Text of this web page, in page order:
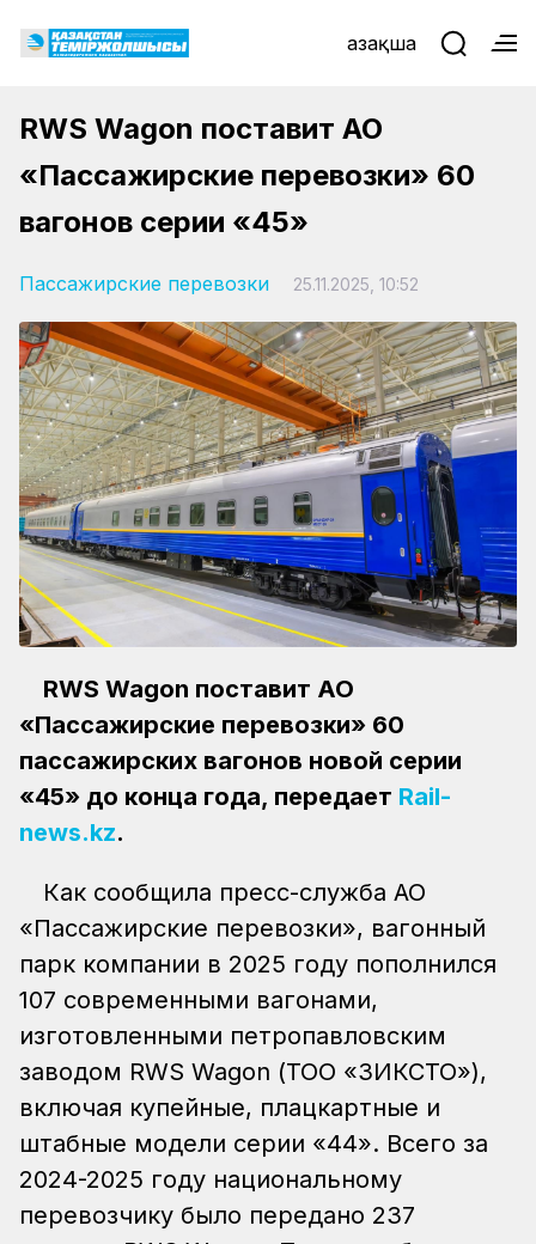
Қазақша
RWS Wagon поставит АО
«Пассажирские перевозки» 60
вагонов серии «45»
Пассажирские перевозки 25.11.2025, 10:52
RWS Wagon поставит АО
«Пассажирские перевозки» 60
пассажирских вагонов новой серии
«45» до конца года, передает Rail-
news.kz.
Как сообщила пресс-служба АО
«Пассажирские перевозки», вагонный
парк компании в 2025 году пополнился
107 современными вагонами,
изготовленными петропавловским
заводом RWS Wagon (ТОО «ЗИКСТО»),
включая купейные, плацкартные и
штабные модели серии «44». Всего за
2024-2025 году национальному
перевозчику было передано 237